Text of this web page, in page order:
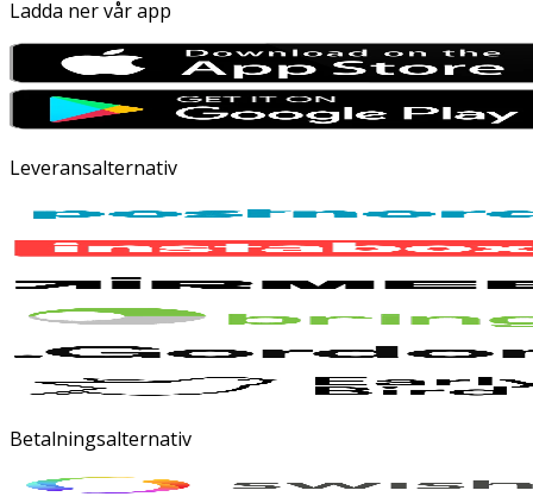
Ladda ner vår app
Leveransalternativ
Betalningsalternativ